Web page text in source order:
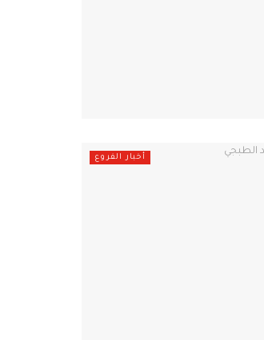
أخبار الفروع